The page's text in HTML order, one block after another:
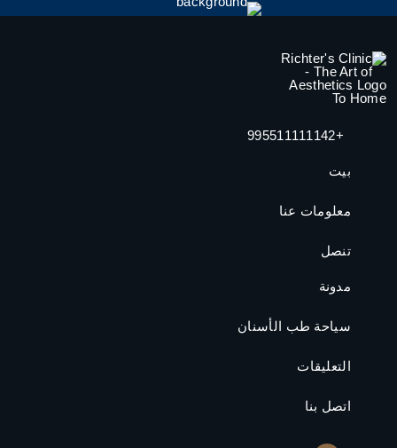
+995511111142
بيت
معلومات عنا
تنصل
مدونة
سياحة طب الأسنان
التعليقات
اتصل بنا